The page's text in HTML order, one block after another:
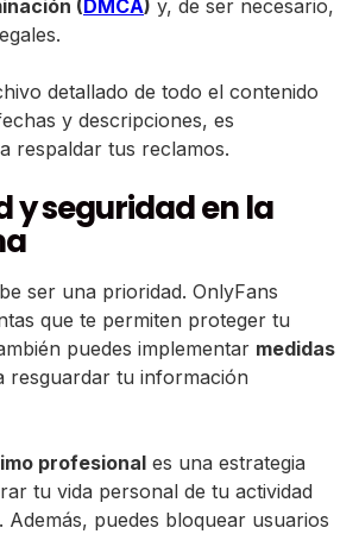
( DMCA) y, de ser necesario,
detallado de todo el contenido
y descripciones, es
respaldar tus reclamos.
y seguridad en la
ser una prioridad. OnlyFans
que te permiten proteger tu
puedes implementar medidas
resguardar tu información
profesional es una estrategia
tu vida personal de tu actividad
Además, puedes bloquear usuarios